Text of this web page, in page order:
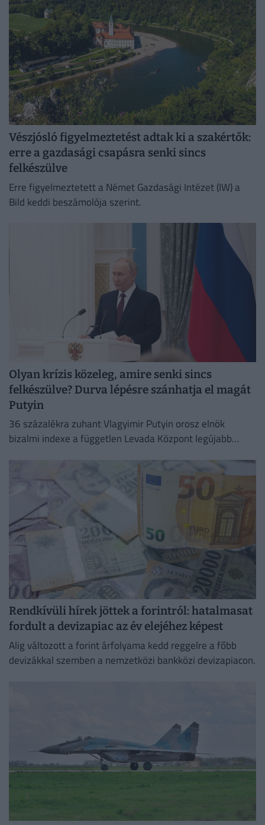
Vészjósló figyelmeztetést adtak ki a szakértők:
erre a gazdasági csapásra senki sincs
felkészülve
Erre figyelmeztetett a Német Gazdasági Intézet (IW) a
Bild keddi beszámolója szerint.
Olyan krízis közeleg, amire senki sincs
felkészülve? Durva lépésre szánhatja el magát
Putyin
36 százalékra zuhant Vlagyimir Putyin orosz elnök
bizalmi indexe a független Levada Központ legújabb
Rendkívüli hírek jöttek a forintról: hatalmasat
fordult a devizapiac az év elejéhez képest
Alig változott a forint árfolyama kedd reggelre a főbb
devizákkal szemben a nemzetközi bankközi devizapiacon.